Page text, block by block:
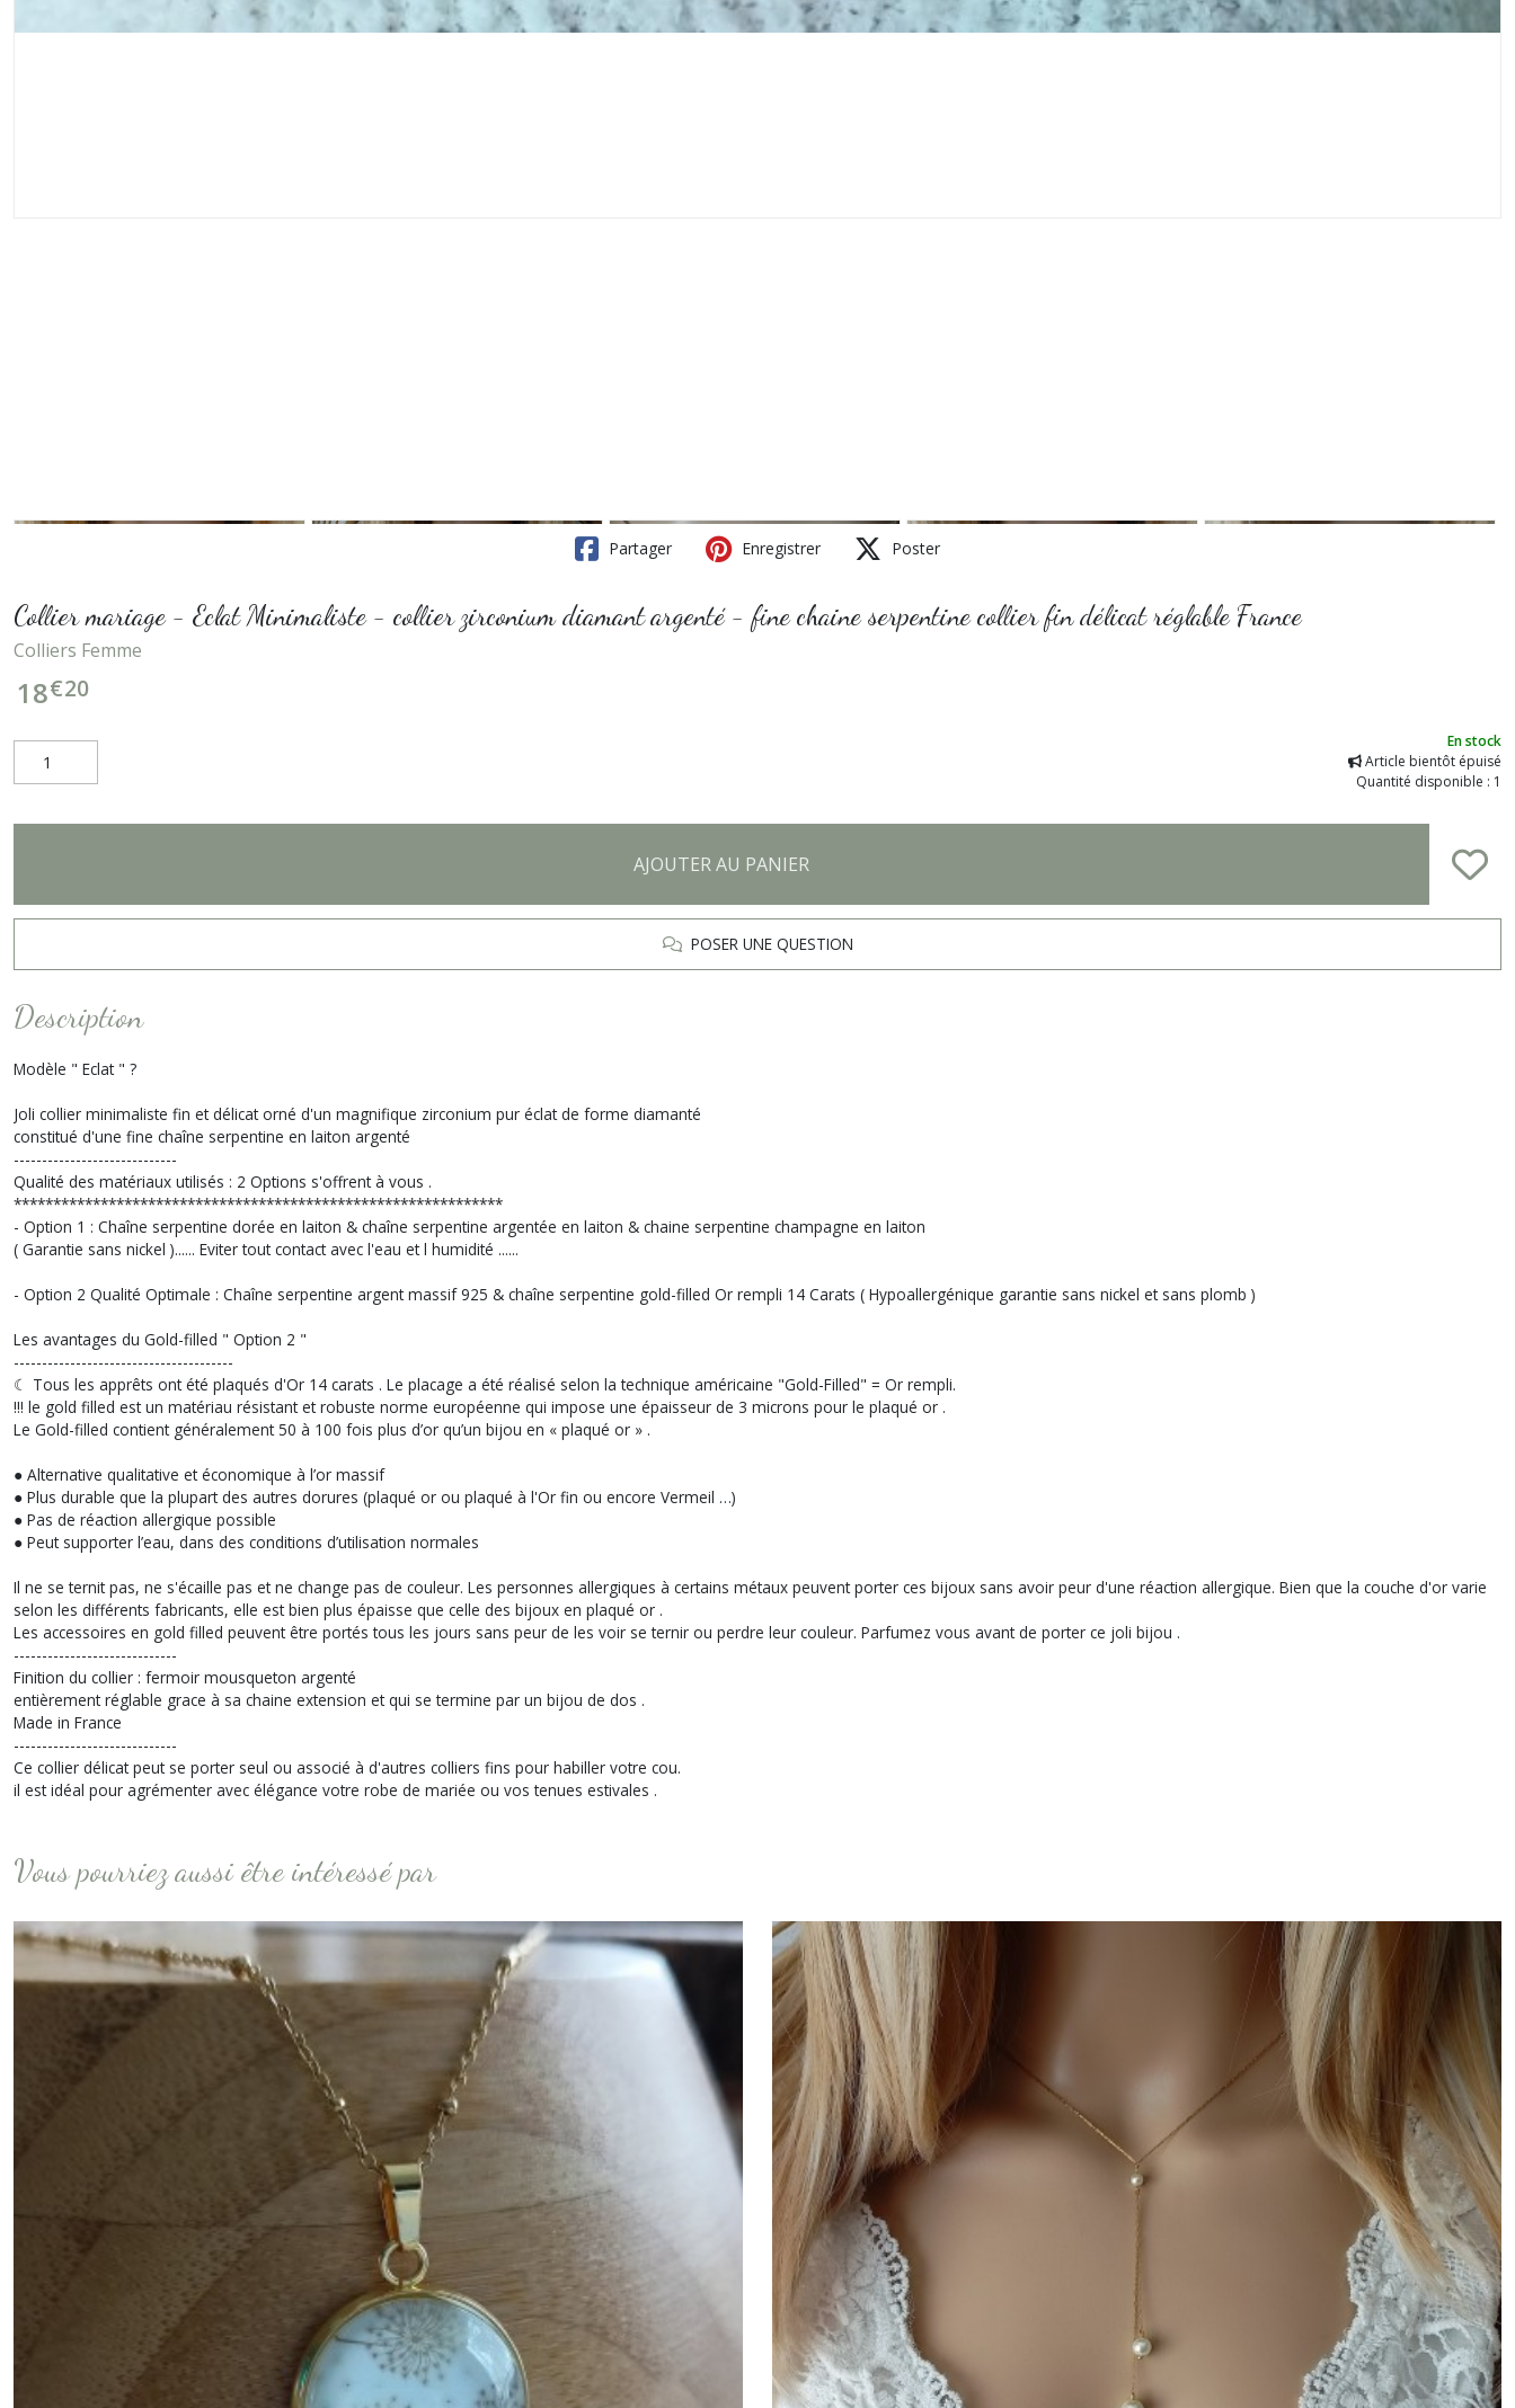
Partager Enregistrer Poster
Collier mariage - Eclat Minimaliste - collier zirconium diamant argenté - fine chaine serpentine collier fin délicat réglable France
Colliers Femme
18€20
En stock
Article bientôt épuisé
Quantité disponible : 1
AJOUTER AU PANIER
POSER UNE QUESTION
Description
Modèle " Eclat " ?
Joli collier minimaliste fin et délicat orné d'un magnifique zirconium pur éclat de forme diamanté
constitué d'une fine chaîne serpentine en laiton argenté
-----------------------------
Qualité des matériaux utilisés : 2 Options s'offrent à vous .
**************************************************************
- Option 1 : Chaîne serpentine dorée en laiton & chaîne serpentine argentée en laiton & chaine serpentine champagne en laiton
( Garantie sans nickel )...... Eviter tout contact avec l'eau et l humidité ......
- Option 2 Qualité Optimale : Chaîne serpentine argent massif 925 & chaîne serpentine gold-filled Or rempli 14 Carats ( Hypoallergénique garantie sans nickel et sans plomb )
Les avantages du Gold-filled " Option 2 "
---------------------------------------
☾ Tous les apprêts ont été plaqués d'Or 14 carats . Le placage a été réalisé selon la technique américaine "Gold-Filled" = Or rempli.
!!! le gold filled est un matériau résistant et robuste norme européenne qui impose une épaisseur de 3 microns pour le plaqué or .
Le Gold-filled contient généralement 50 à 100 fois plus d’or qu’un bijou en « plaqué or » .
● Alternative qualitative et économique à l’or massif
● Plus durable que la plupart des autres dorures (plaqué or ou plaqué à l'Or fin ou encore Vermeil …)
● Pas de réaction allergique possible
● Peut supporter l’eau, dans des conditions d’utilisation normales
Il ne se ternit pas, ne s'écaille pas et ne change pas de couleur. Les personnes allergiques à certains métaux peuvent porter ces bijoux sans avoir peur d'une réaction allergique. Bien que la couche d'or varie
selon les différents fabricants, elle est bien plus épaisse que celle des bijoux en plaqué or .
Les accessoires en gold filled peuvent être portés tous les jours sans peur de les voir se ternir ou perdre leur couleur. Parfumez vous avant de porter ce joli bijou .
-----------------------------
Finition du collier : fermoir mousqueton argenté
entièrement réglable grace à sa chaine extension et qui se termine par un bijou de dos .
Made in France
-----------------------------
Ce collier délicat peut se porter seul ou associé à d'autres colliers fins pour habiller votre cou.
il est idéal pour agrémenter avec élégance votre robe de mariée ou vos tenues estivales .
Vous pourriez aussi être intéressé par